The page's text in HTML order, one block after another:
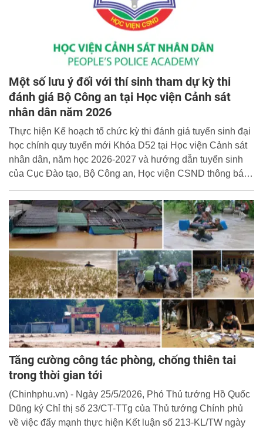
Một số lưu ý đối với thí sinh tham dự kỳ thi
đánh giá Bộ Công an tại Học viện Cảnh sát
nhân dân năm 2026
Thực hiện Kế hoạch tổ chức kỳ thi đánh giá tuyển sinh đại
học chính quy tuyển mới Khóa D52 tại Học viện Cảnh sát
nhân dân, năm học 2026-2027 và hướng dẫn tuyển sinh
của Cục Đào tạo, Bộ Công an, Học viện CSND thông báo
CSND như sau:
Tăng cường công tác phòng, chống thiên tai
trong thời gian tới
(Chinhphu.vn) - Ngày 25/5/2026, Phó Thủ tướng Hồ Quốc
Dũng ký Chỉ thị số 23/CT-TTg của Thủ tướng Chính phủ
về việc đẩy mạnh thực hiện Kết luận số 213-KL/TW ngày